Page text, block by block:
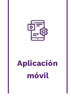
Aplicación
móvil